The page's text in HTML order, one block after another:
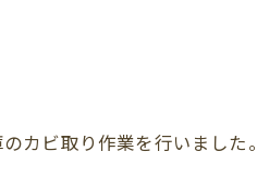
カビ取り作業を行いました